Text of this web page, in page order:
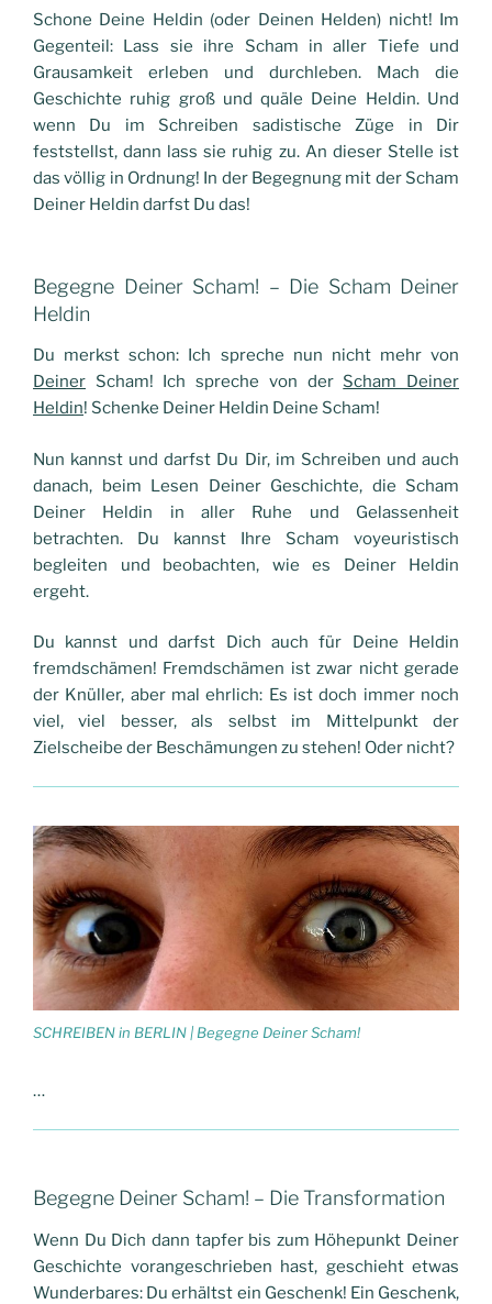
Schone Deine Heldin (oder Deinen Helden) nicht! Im
Gegenteil: Lass sie ihre Scham in aller Tiefe und
Grausamkeit erleben und durchleben. Mach die
Geschichte ruhig groß und quäle Deine Heldin. Und
wenn Du im Schreiben sadistische Züge in Dir
feststellst, dann lass sie ruhig zu. An dieser Stelle ist
das völlig in Ordnung! In der Begegnung mit der Scham
Deiner Heldin darfst Du das!
Begegne Deiner Scham! – Die Scham Deiner
Heldin
Du merkst schon: Ich spreche nun nicht mehr von
Deiner Scham! Ich spreche von der Scham Deiner
Heldin! Schenke Deiner Heldin Deine Scham!
Nun kannst und darfst Du Dir, im Schreiben und auch
danach, beim Lesen Deiner Geschichte, die Scham
Deiner Heldin in aller Ruhe und Gelassenheit
betrachten. Du kannst Ihre Scham voyeuristisch
begleiten und beobachten, wie es Deiner Heldin
ergeht.
Du kannst und darfst Dich auch für Deine Heldin
fremdschämen! Fremdschämen ist zwar nicht gerade
der Knüller, aber mal ehrlich: Es ist doch immer noch
viel, viel besser, als selbst im Mittelpunkt der
Zielscheibe der Beschämungen zu stehen! Oder nicht?
SCHREIBEN in BERLIN | Begegne Deiner Scham!
…
Begegne Deiner Scham! – Die Transformation
Wenn Du Dich dann tapfer bis zum Höhepunkt Deiner
Geschichte vorangeschrieben hast, geschieht etwas
Wunderbares: Du erhältst ein Geschenk! Ein Geschenk,